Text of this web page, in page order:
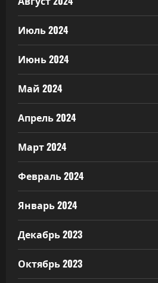
Июль 2024
Июнь 2024
Май 2024
Апрель 2024
Март 2024
Февраль 2024
Январь 2024
Декабрь 2023
Октябрь 2023